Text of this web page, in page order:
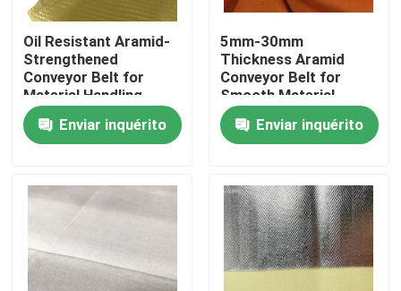
Produtos
Oil Resistant Aramid-
Strengthened
Conveyor Belt for
Material Handling
Applications
Enviar inquérito
5mm-30mm
Thickness Aramid
Conveyor Belt for
Smooth Material
Transport in Conveyor
SystemsEnviar inquérito